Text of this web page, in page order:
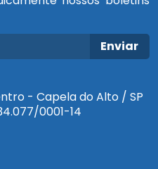
Enviar
- Capela do Alto / SP
0001-14